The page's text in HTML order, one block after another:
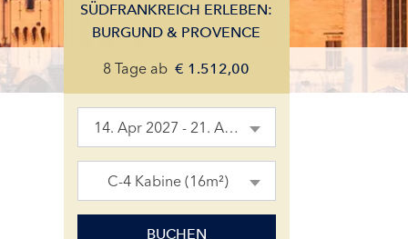
SÜDFRANKREICH ERLEBEN:
BURGUND & PROVENCE
8 Tage ab€ 1.512,00
14. Apr 2027 - 21. Apr 2027
C-4 Kabine (16m²)
BUCHEN